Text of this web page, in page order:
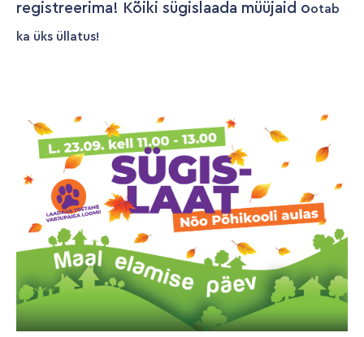
registreerima! Kõiki sügislaada müüjaid ootab
ka üks üllatus!